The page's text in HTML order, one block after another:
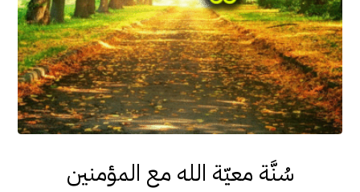
سُنَّة معيّة الله مع المؤمنين